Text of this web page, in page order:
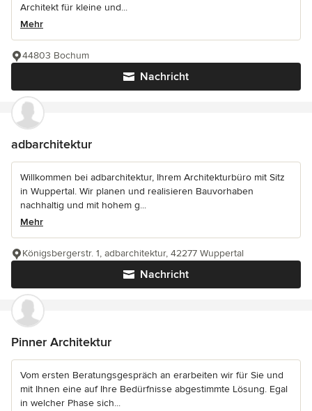
Architekt für kleine und...
Mehr
Nachricht
44803 Bochum
adbarchitektur
Willkommen bei adbarchitektur, Ihrem Architekturbüro mit Sitz
in Wuppertal. Wir planen und realisieren Bauvorhaben
nachhaltig und mit hohem g...
Mehr
Nachricht
Königsbergerstr. 1, adbarchitektur, 42277 Wuppertal
Pinner Architektur
Vom ersten Beratungsgespräch an erarbeiten wir für Sie und
mit Ihnen eine auf Ihre Bedürfnisse abgestimmte Lösung. Egal
in welcher Phase sich...